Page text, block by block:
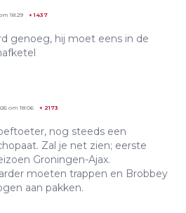
18:29 +1437
genoeg, hij moet eens in de
om 18:06 + 2173
nog steeds een
Zal je net zien; eerste
Groningen-Ajax.
moeten trappen en Brobbey
aan pakken.